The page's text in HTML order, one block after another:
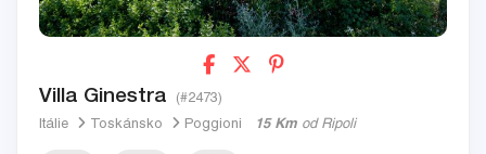
Villa Ginestra (#2473)
Itálie Toskánsko Poggioni 15 Km od Ripoli